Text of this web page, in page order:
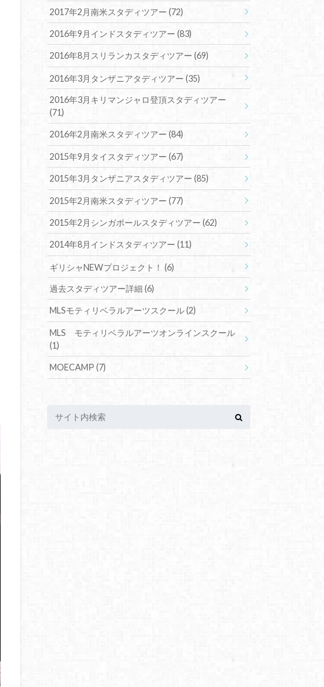
2017年2月南米スタディツアー(72)
2016年9月インドスタディツアー(83)
2016年8月スリランカスタディツアー(69)
2016年3月タンザニアタディツアー(35)
2016年3月キリマンジャロ登頂スタディツアー
(71)
2016年2月南米スタディツアー(84)
2015年9月タイスタディツアー(67)
2015年3月タンザニアスタディツアー(85)
2015年2月南米スタディツアー(77)
2015年2月シンガポールスタディツアー(62)
2014年8月インドスタディツアー(11)
ギリシャNEWプロジェクト！(6)
過去スタディツアー詳細(6)
MLSモティリベラルアーツスクール(2)
MLS モティリベラルアーツオンラインスクール
(1)
MOECAMP(7)